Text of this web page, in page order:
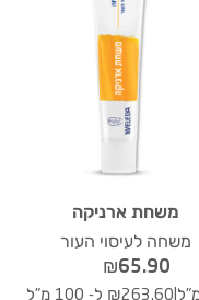
משחת ארניקה
משחה לעיסוי העור
₪65.90
₪263.60 ל- 100 מ"ל